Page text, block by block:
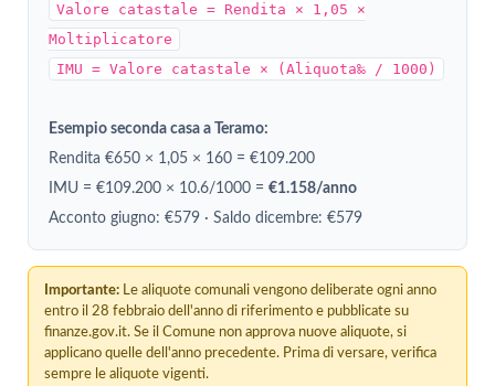
Valore catastale = Rendita × 1,05 ×
Moltiplicatore
IMU = Valore catastale × (Aliquota‰ / 1000)
Esempio seconda casa a Teramo:
Rendita €650 × 1,05 × 160 = €109.200
IMU = €109.200 × 10.6/1000 = €1.158/anno
Acconto giugno: €579 · Saldo dicembre: €579
Importante: Le aliquote comunali vengono deliberate ogni anno
entro il 28 febbraio dell'anno di riferimento e pubblicate su
finanze.gov.it. Se il Comune non approva nuove aliquote, si
applicano quelle dell'anno precedente. Prima di versare, verifica
sempre le aliquote vigenti.